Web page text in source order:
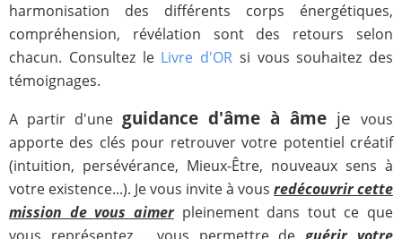
harmonisation des différents corps énergétiques,
compréhension, révélation sont des retours selon
chacun. Consultez le Livre d'OR si vous souhaitez des
témoignages.
A partir d'une guidance d'âme à âme je vous
apporte des clés pour retrouver votre potentiel créatif
(intuition, persévérance, Mieux-Être, nouveaux sens à
votre existence...). Je vous invite à vous redécouvrir cette
mission de vous aimer pleinement dans tout ce que